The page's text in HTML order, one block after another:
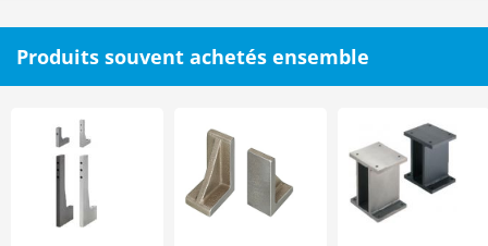
Produits souvent achetés ensemble